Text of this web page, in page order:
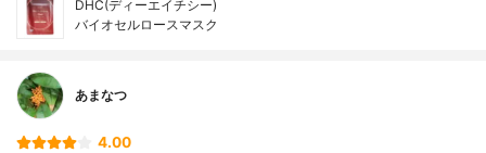
DHC(ディーエイチシー)
バイオセルロースマスク
あまなつ
4.00